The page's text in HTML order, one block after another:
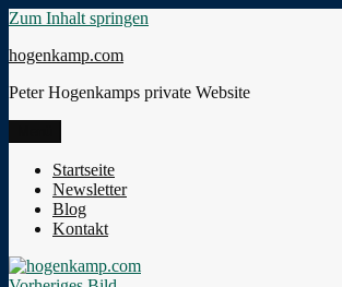
Zum Inhalt springen
hogenkamp.com
Peter Hogenkamps private Website
Startseite
Newsletter
Blog
Kontakt